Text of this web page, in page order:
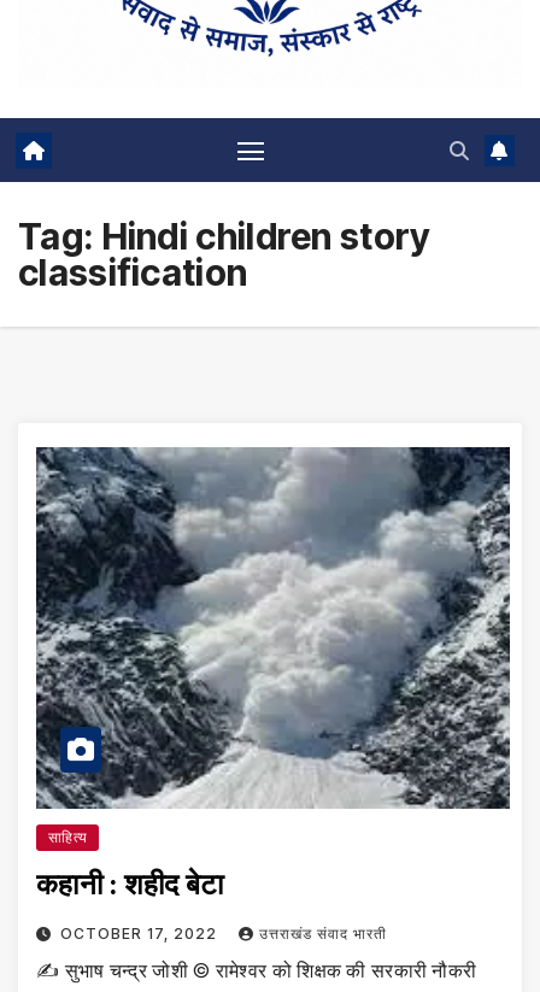
Tag: Hindi children story
classification
साहित्य
कहानी : शहीद बेटा
OCTOBER 17, 2022 उत्तराखंड संवाद भारती
✍️ सुभाष चन्द्र जोशी © रामेश्वर को शिक्षक की सरकारी नौकरी